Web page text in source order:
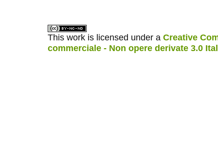
This work is licensed under a Creative
commerciale - Non opere derivate 3.0